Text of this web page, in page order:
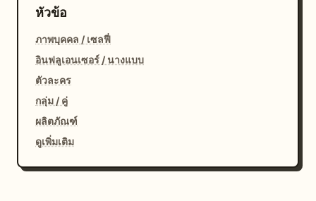
หัวข้อ
ภาพบุคคล / เซลฟี่
อินฟลูเอนเซอร์ / นางแบบ
ตัวละคร
กลุ่ม / คู่
ผลิตภัณฑ์
ดูเพิ่มเติม